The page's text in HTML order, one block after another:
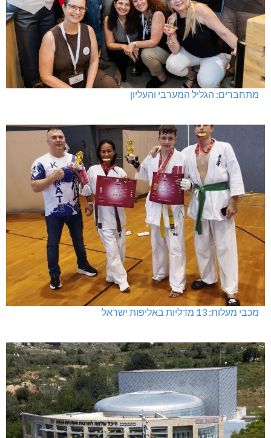
מתחברים: הגליל המערבי והעליון
מכבי מעלות: 13 מדליות באליפות ישראל